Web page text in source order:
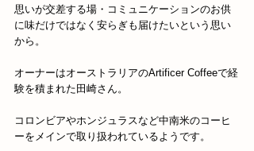
思いが交差する場・コミュニケーションのお供
に味だけではなく安らぎも届けたいという思い
から。
オーナーはオーストラリアのArtificer Coffeeで経
験を積まれた田崎さん。
コロンビアやホンジュラスなど中南米のコーヒ
ーをメインで取り扱われているようです。